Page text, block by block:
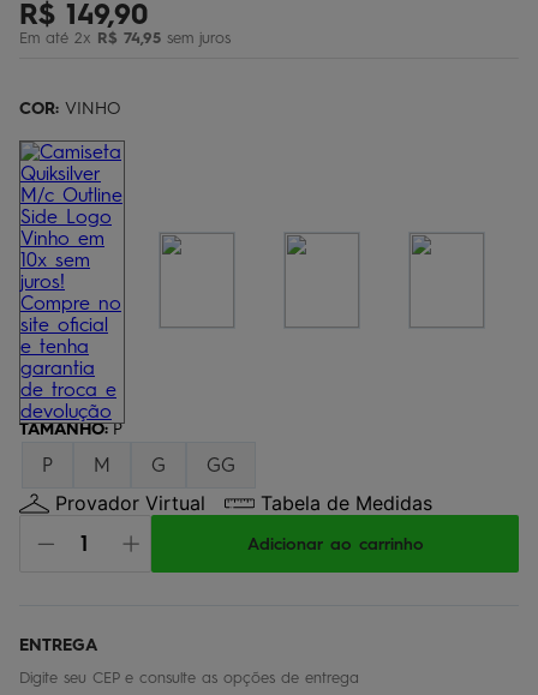
R$ 149,90
Em até 2x R$ 74,95 sem juros
COR: VINHO
TAMANHO: P
P M G GG
Provador Virtual Tabela de Medidas
Adicionar ao carrinho
º bermuda
7º jaqueta
8º boardshort
9º chinelo
10 º calça